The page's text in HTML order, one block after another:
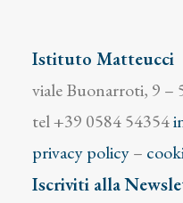
Istituto Matteucci
viale Buonarroti, 9 –
tel +39 0584 54354
privacy policy–
Iscriviti alla